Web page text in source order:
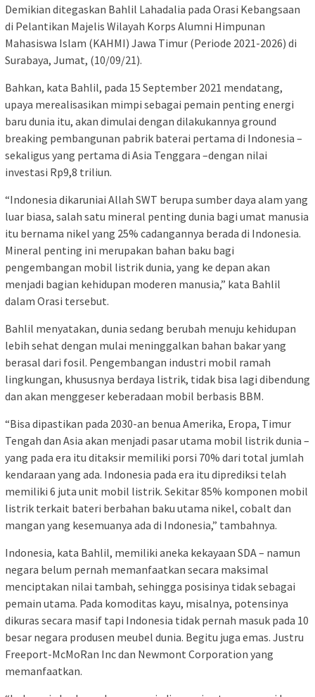
Demikian ditegaskan Bahlil Lahadalia pada Orasi Kebangsaan
di Pelantikan Majelis Wilayah Korps Alumni Himpunan
Mahasiswa Islam (KAHMI) Jawa Timur (Periode 2021-2026) di
Surabaya, Jumat, (10/09/21).
Bahkan, kata Bahlil, pada 15 September 2021 mendatang,
upaya merealisasikan mimpi sebagai pemain penting energi
baru dunia itu, akan dimulai dengan dilakukannya ground
breaking pembangunan pabrik baterai pertama di Indonesia –
sekaligus yang pertama di Asia Tenggara –dengan nilai
investasi Rp9,8 triliun.
“Indonesia dikaruniai Allah SWT berupa sumber daya alam yang
luar biasa, salah satu mineral penting dunia bagi umat manusia
itu bernama nikel yang 25% cadangannya berada di Indonesia.
Mineral penting ini merupakan bahan baku bagi
pengembangan mobil listrik dunia, yang ke depan akan
menjadi bagian kehidupan moderen manusia,” kata Bahlil
dalam Orasi tersebut.
Bahlil menyatakan, dunia sedang berubah menuju kehidupan
lebih sehat dengan mulai meninggalkan bahan bakar yang
berasal dari fosil. Pengembangan industri mobil ramah
lingkungan, khususnya berdaya listrik, tidak bisa lagi dibendung
dan akan menggeser keberadaan mobil berbasis BBM.
“Bisa dipastikan pada 2030-an benua Amerika, Eropa, Timur
Tengah dan Asia akan menjadi pasar utama mobil listrik dunia –
yang pada era itu ditaksir memiliki porsi 70% dari total jumlah
kendaraan yang ada. Indonesia pada era itu diprediksi telah
memiliki 6 juta unit mobil listrik. Sekitar 85% komponen mobil
listrik terkait bateri berbahan baku utama nikel, cobalt dan
mangan yang kesemuanya ada di Indonesia,” tambahnya.
Indonesia, kata Bahlil, memiliki aneka kekayaan SDA – namun
negara belum pernah memanfaatkan secara maksimal
menciptakan nilai tambah, sehingga posisinya tidak sebagai
pemain utama. Pada komoditas kayu, misalnya, potensinya
dikuras secara masif tapi Indonesia tidak pernah masuk pada 10
besar negara produsen meubel dunia. Begitu juga emas. Justru
Freeport-McMoRan Inc dan Newmont Corporation yang
memanfaatkan.